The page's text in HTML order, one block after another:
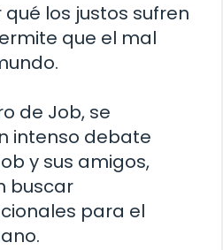
los justos sufren
que el mal
de Job, se
intenso debate
y sus amigos,
buscar
para el